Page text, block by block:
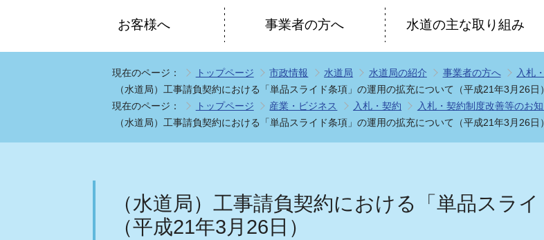
お客様へ 事業者の方へ 水道の主な取り組み
現在のページ： トップページ 市政情報 水道局 水道局の紹介 事業者の方へ 入札
（水道局）工事請負契約における「単品スライド条項」の運用の拡充について（平成21年3月26日）
現在のページ：
トップページ 産業・ビジネス 入札・契約 入札・契約制度改善等のお
（水道局）工事請負契約における「単品スライド条項」の運用の拡充について（平成21年3月26日）
（水道局）工事請負契約における「単品スラ
（平成21年3月26日）